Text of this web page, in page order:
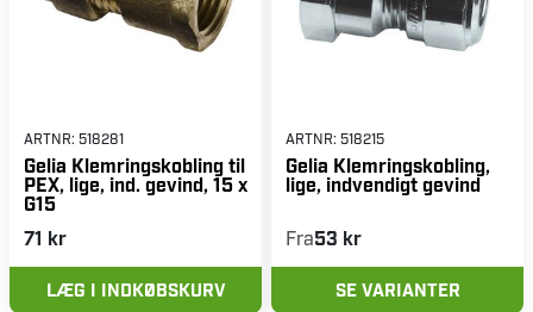
ARTNR: 518281
Gelia Klemringskobling til
PEX, lige, ind. gevind, 15 x
G15
71 kr
LÆG I INDKØBSKURV
ARTNR: 518215
Gelia Klemringskobling,
lige, indvendigt gevind
Fra53 kr
SE VARIANTER